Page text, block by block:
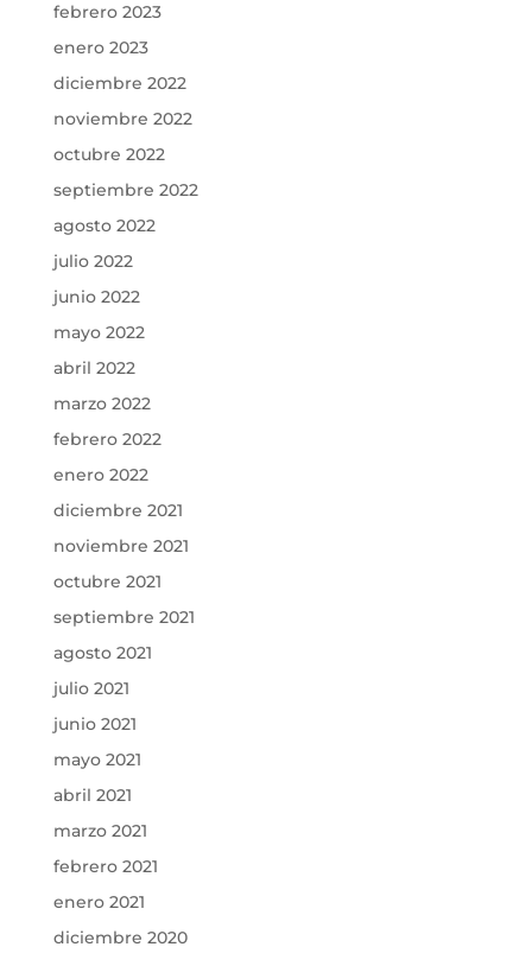
febrero 2023
enero 2023
diciembre 2022
noviembre 2022
octubre 2022
septiembre 2022
agosto 2022
julio 2022
junio 2022
mayo 2022
abril 2022
marzo 2022
febrero 2022
enero 2022
diciembre 2021
noviembre 2021
octubre 2021
septiembre 2021
agosto 2021
julio 2021
junio 2021
mayo 2021
abril 2021
marzo 2021
febrero 2021
enero 2021
diciembre 2020